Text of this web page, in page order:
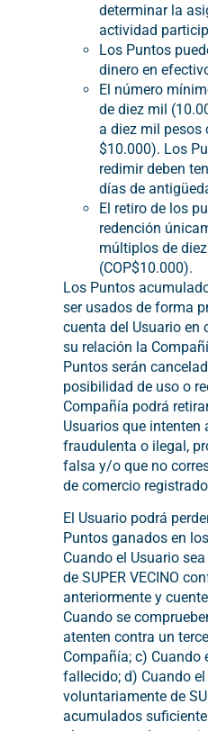
determinar la
actividad
Los Puntos
dinero en
El número
de diez mil
a diez mil pesos
$10.000). Los
redimir deben
días de
El retiro de los
redención
múltiplos de
(COP$10.000).
Los Puntos
ser usados de forma
cuenta del Usuario en
su relación la
Puntos serán
posibilidad de uso o
Compañía podrá
Usuarios que
fraudulenta o ilegal,
falsa y/o que no
de comercio registrado
El Usuario podrá
Puntos ganados en
Cuando el Usuario
de SUPER VECINO
anteriormente y
Cuando se
atenten contra un
Compañía; c) Cuando
fallecido; d) Cuando
voluntariamente de
acumulados